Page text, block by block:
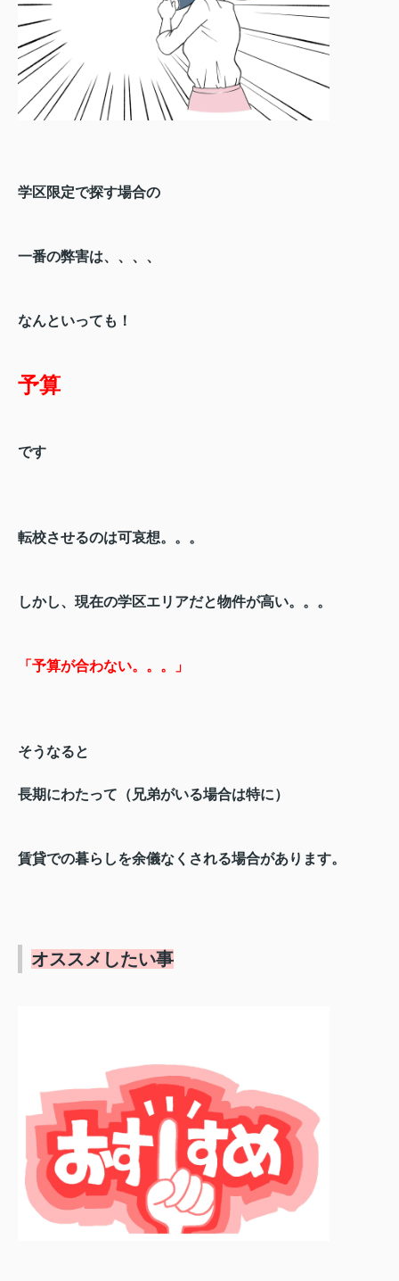
学区限定で探す場合の
一番の弊害は、、、、
なんといっても！
予算
です
転校させるのは可哀想。。。
しかし、現在の学区エリアだと物件が高い。。。
「予算が合わない。。。」
そうなると
長期にわたって （兄弟がいる場合は特に）
賃貸での暮らしを余儀なくされる場合があります。
オススメしたい事